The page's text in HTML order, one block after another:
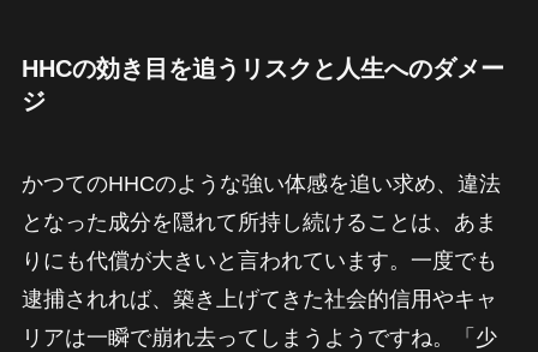
HHCの効き目を追うリスクと人生へのダメー
ジ
かつてのHHCのような強い体感を追い求め、違法
となった成分を隠れて所持し続けることは、あま
りにも代償が大きいと言われています。一度でも
逮捕されれば、築き上げてきた社会的信用やキャ
リアは一瞬で崩れ去ってしまうようですね。「少